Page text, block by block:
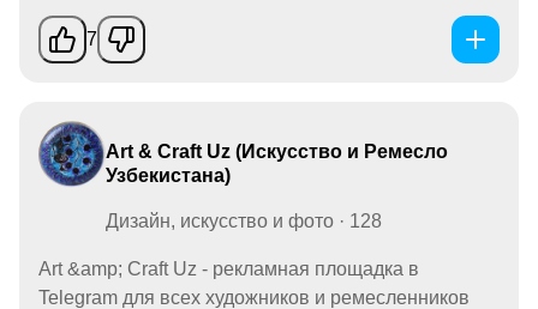
7
Art & Craft Uz (Искусство и Ремесло
Узбекистана)
Дизайн, искусство и фото · 128
Art &amp; Craft Uz - рекламная площадка в
Telegram для всех художников и ремесленников